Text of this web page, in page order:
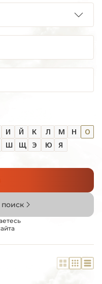
И Й К Л М Н
О
Ш Щ Э Ю Я